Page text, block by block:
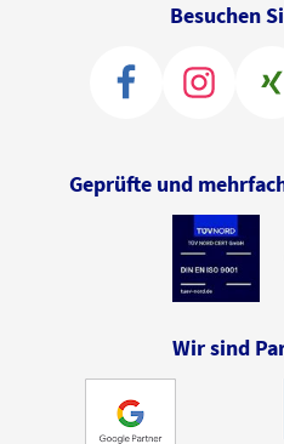
Besuchen
Geprüfte und
Wir sind